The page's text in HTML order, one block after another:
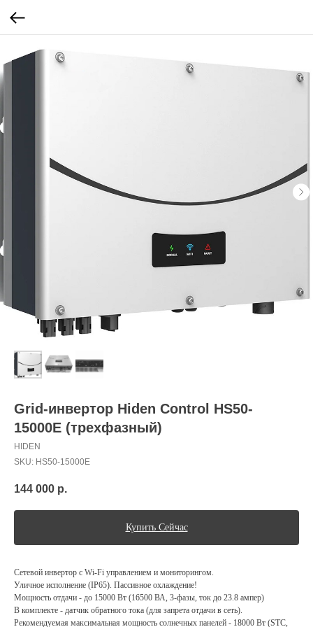
Grid-инвертор Hiden Control HS50-
15000E (трехфазный)
HIDEN
SKU: HS50-15000E
144 000 р.
Купить Сейчас
Сетевой инвертор c Wi-Fi управлением и мониторингом.
Уличное исполнение (IP65). Пассивное охлаждение!
Мощность отдачи - до 15000 Вт (16500 ВА, 3-фазы, ток до 23.8 ампер)
В комплекте - датчик обратного тока (для запрета отдачи в сеть).
Рекомендуемая максимальная мощность солнечных панелей - 18000 Вт (STC,